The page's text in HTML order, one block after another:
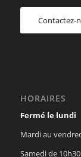
Contactez-
HORAIRES
Fermé le lundi
Mardi au
Samedi de